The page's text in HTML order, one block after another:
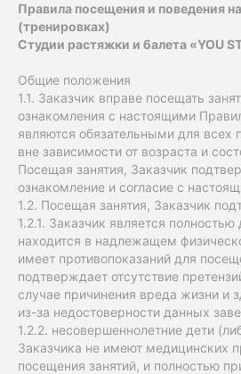
Правила посещения и поведения
(тренировках)
Студии растяжки и балета «YOU
Общие положения
1.1. Заказчик вправе посещать
ознакомления с настоящими
являются обязательными для всех
вне зависимости от возраста и
Посещая занятия, Заказчик
ознакомление и согласие с
1.2. Посещая занятия, Заказчик
1.2.1. Заказчик является
находится в надлежащем
имеет противопоказаний для
подтверждает отсутствие
случае причинения вреда жизни и
из-за недостоверности данных
1.2.2. несовершеннолетние дети
Заказчика не имеют медицинских
посещения занятий, и полностью